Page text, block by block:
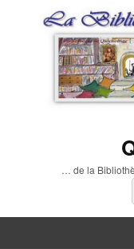
… de la